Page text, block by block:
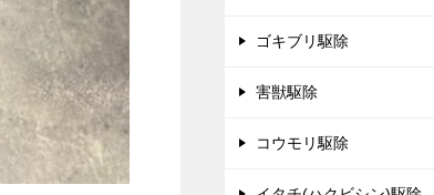
ゴキブリ駆除
害獣駆除
コウモリ駆除